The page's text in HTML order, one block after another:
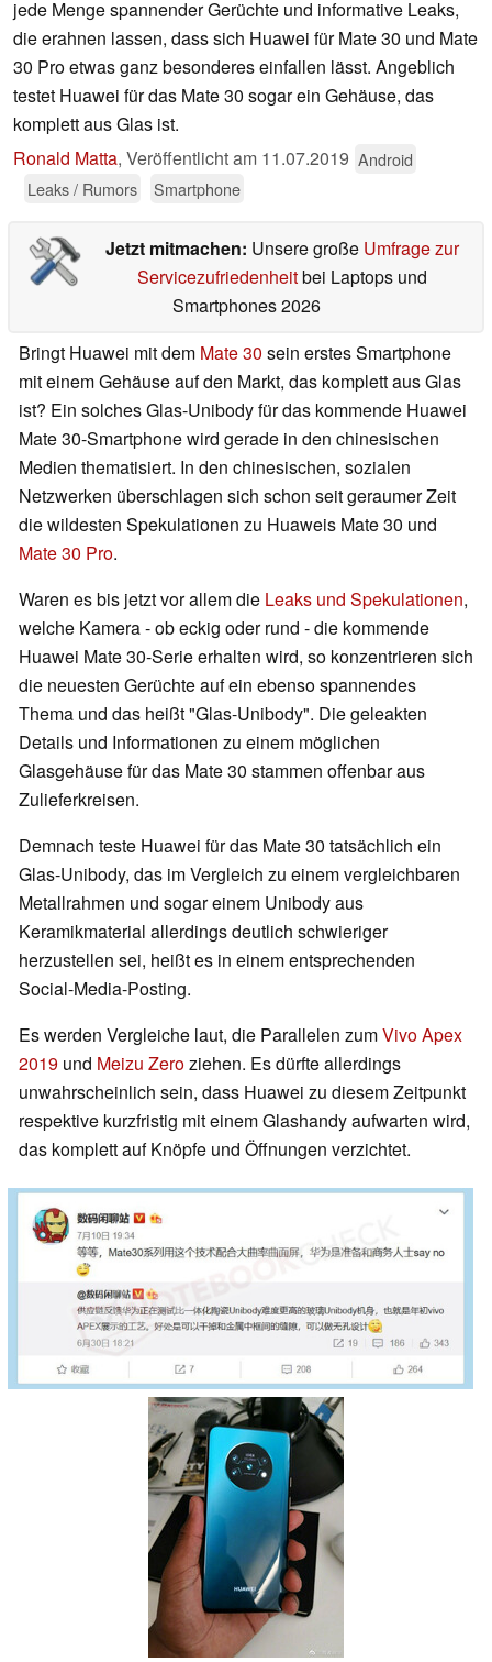
jede Menge spannender Gerüchte und informative Leaks,
die erahnen lassen, dass sich Huawei für Mate 30 und Mate
30 Pro etwas ganz besonderes einfallen lässt. Angeblich
testet Huawei für das Mate 30 sogar ein Gehäuse, das
komplett aus Glas ist.
Ronald Matta, Veröffentlicht am 11.07.2019 Android
Leaks / Rumors
Smartphone
Jetzt mitmachen: Unsere große Umfrage zur
Servicezufriedenheitbei Laptops und
Smartphones 2026
Bringt Huawei mit dem Mate 30 sein erstes Smartphone
mit einem Gehäuse auf den Markt, das komplett aus Glas
ist? Ein solches Glas-Unibody für das kommende Huawei
Mate 30-Smartphone wird gerade in den chinesischen
Medien thematisiert. In den chinesischen, sozialen
Netzwerken überschlagen sich schon seit geraumer Zeit
die wildesten Spekulationen zu Huaweis Mate 30 und
Mate 30 Pro.
Waren es bis jetzt vor allem die Leaks und Spekulationen,
welche Kamera - ob eckig oder rund - die kommende
Huawei Mate 30-Serie erhalten wird, so konzentrieren sich
die neuesten Gerüchte auf ein ebenso spannendes
Thema und das heißt "Glas-Unibody". Die geleakten
Details und Informationen zu einem möglichen
Glasgehäuse für das Mate 30 stammen offenbar aus
Zulieferkreisen.
Demnach teste Huawei für das Mate 30 tatsächlich ein
Glas-Unibody, das im Vergleich zu einem vergleichbaren
Metallrahmen und sogar einem Unibody aus
Keramikmaterial allerdings deutlich schwieriger
herzustellen sei, heißt es in einem entsprechenden
Social-Media-Posting.
Es werden Vergleiche laut, die Parallelen zumVivo Apex
2019 und Meizu Zeroziehen. Es dürfte allerdings
unwahrscheinlich sein, dass Huawei zu diesem Zeitpunkt
respektive kurzfristig mit einem Glashandy aufwarten wird,
das komplett auf Knöpfe und Öffnungen verzichtet.